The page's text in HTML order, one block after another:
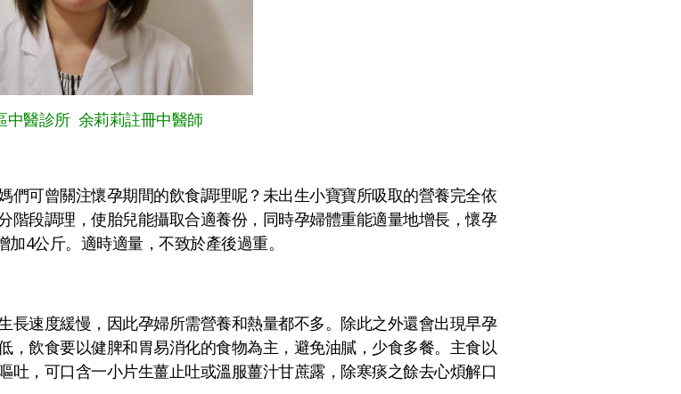
中醫診所 余莉莉註冊中醫師
們可曾關注懷孕期間的飲食調理呢？未出生小寶寶所吸取的營養完全依
階段調理，使胎兒能攝取合適養份，同時孕婦體重能適量地增長，懷孕
4公斤。適時適量，不致於產後過重。
長速度緩慢，因此孕婦所需營養和熱量都不多。除此之外還會出現早孕
，飲食要以健脾和胃易消化的食物為主，避免油膩，少食多餐。主食以
，可口含一小片生薑止吐或溫服薑汁甘蔗露，除寒痰之餘去心煩解口